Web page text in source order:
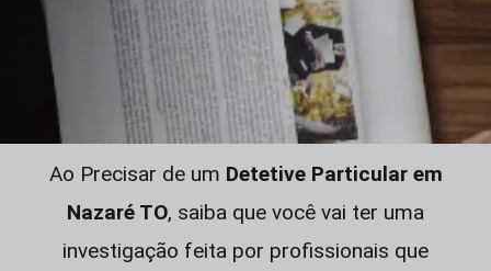
Ao Precisar de um Detetive Particular em
Nazaré TO, saiba que você vai ter uma
investigação feita por profissionais que